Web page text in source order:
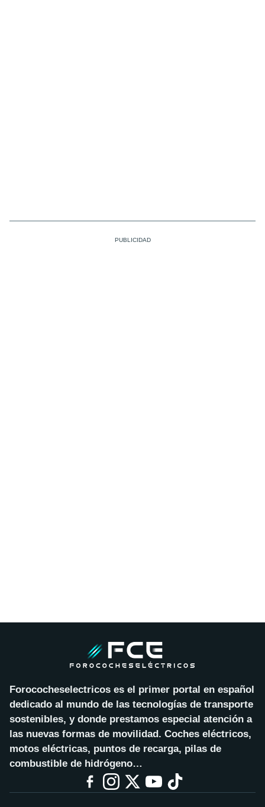
Forococheselectricos es el primer portal en español
dedicado al mundo de las tecnologías de transporte
sostenibles, y donde prestamos especial atención a
las nuevas formas de movilidad. Coches eléctricos,
motos eléctricas, puntos de recarga, pilas de
combustible de hidrógeno…